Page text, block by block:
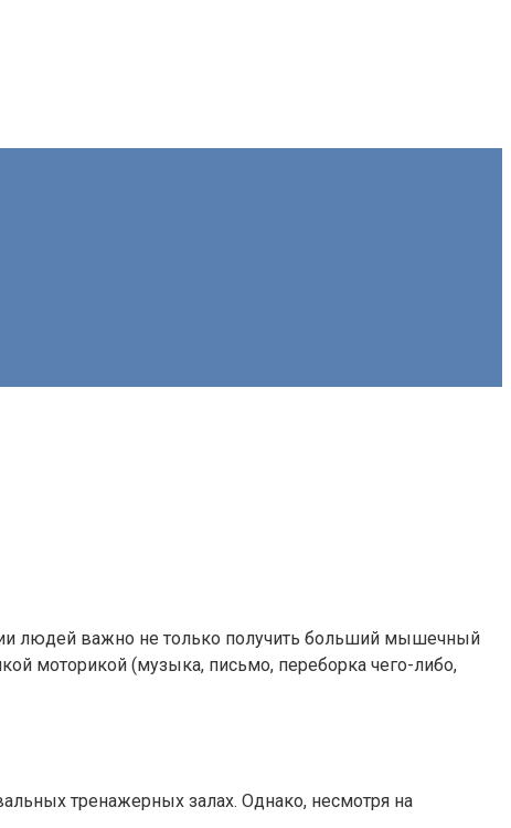
людей важно не только получить больший мышечный
моторикой (музыка, письмо, переборка чего-либо,
тренажерных залах. Однако, несмотря на